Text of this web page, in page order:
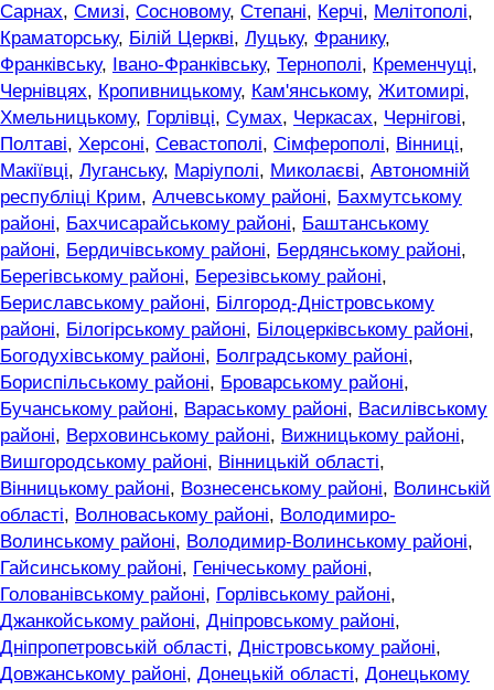
Сарнах, Смизі, Сосновому, Степані, Керчі, Мелітополі,
Краматорську, Білій Церкві, Луцьку, Франику,
Франківську, Івано-Франківську, Тернополі, Кременчуці,
Чернівцях, Кропивницькому, Кам'янському, Житомирі,
Хмельницькому, Горлівці, Сумах, Черкасах, Чернігові,
Полтаві, Херсоні, Севастополі, Сімферополі, Вінниці,
Макіївці, Луганську, Маріуполі, Миколаєві, Автономній
республіці Крим, Алчевському районі, Бахмутському
районі, Бахчисарайському районі, Баштанському
районі, Бердичівському районі, Бердянському районі,
Берегівському районі, Березівському районі,
Бериславському районі, Білгород-Дністровському
районі, Білогірському районі, Білоцерківському районі,
Богодухівському районі, Болградському районі,
Бориспільському районі, Броварському районі,
Бучанському районі, Вараському районі, Василівському
районі, Верховинському районі, Вижницькому районі,
Вишгородському районі, Вінницькій області,
Вінницькому районі, Вознесенському районі, Волинській
області, Волноваському районі, Володимиро-
Волинському районі, Володимир-Волинському районі,
Гайсинському районі, Генічеському районі,
Голованівському районі, Горлівському районі,
Джанкойському районі, Дніпровському районі,
Дніпропетровській області, Дністровському районі,
Довжанському районі, Донецькій області, Донецькому